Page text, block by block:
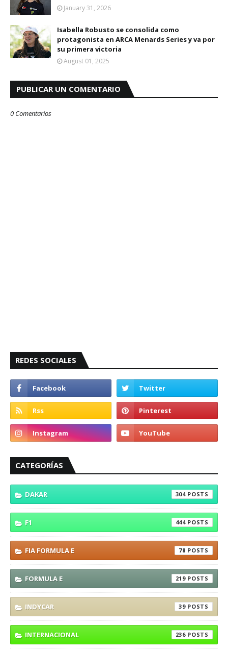
January 31, 2026
Isabella Robusto se consolida como
protagonista en ARCA Menards Series y va por
su primera victoria
August 01, 2025
PUBLICAR UN COMENTARIO
0 Comentarios
REDES SOCIALES
CATEGORÍAS
DAKAR 304
F1 444
FIA FORMULA E 78
FORMULA E 219
INDYCAR 39
INTERNACIONAL 236